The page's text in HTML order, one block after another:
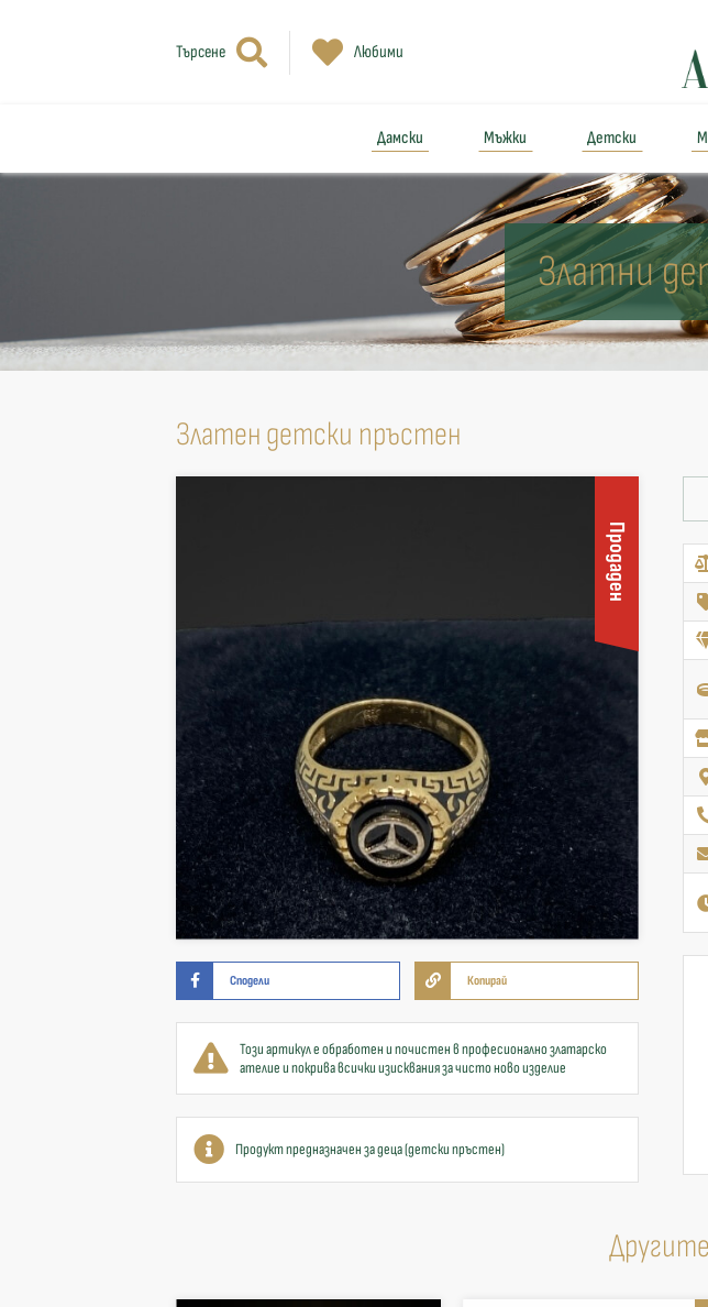
Търсене Любими
Дамски Мъжки Детски
Златни
Златен детски пръстен
Продаден
Сподели Копирай
Този артикул е обработен и почистен в професионално златарско
ателие и покрива всички изисквания за чисто ново изделие
Продукт предназначен за деца (детски пръстен)